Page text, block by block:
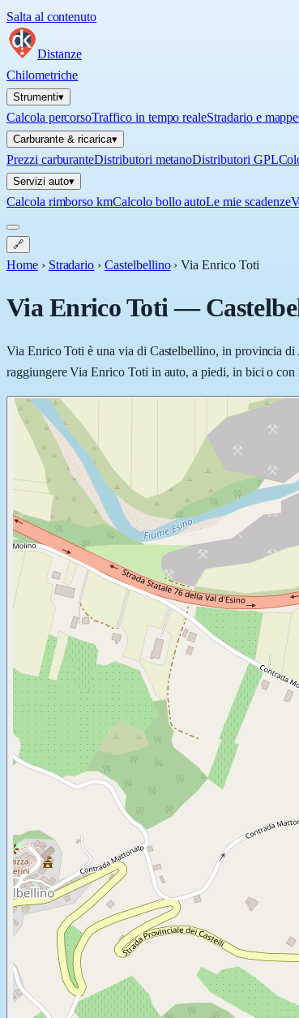
Salta al contenuto
Distanze
Chilometriche
Strumenti▾
Calcola percorsoTraffico in tempo realeStradario e mappe
Carburante & ricarica▾
Prezzi carburanteDistributori metanoDistributori GPL
Servizi auto▾
Calcola rimborso kmCalcolo bollo autoLe mie scadenze
🔗
Home › Stradario › Castelbellino ›Via Enrico Toti
Via Enrico Toti—
Via Enrico Toti è una via di Castelbellino, in provincia
raggiungere Via Enrico Toti in auto, a piedi, in bici o